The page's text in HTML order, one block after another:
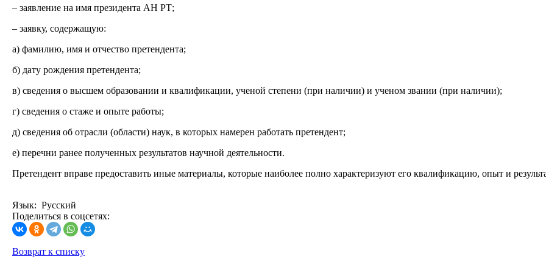
– заявление на имя президента АН РТ;
– заявку, содержащую:
а) фамилию, имя и отчество претендента;
б) дату рождения претендента;
в) сведения о высшем образовании и квалификации, ученой степени (при наличии) и ученом звании (при наличии);
г) сведения о стаже и опыте работы;
д) сведения об отрасли (области) наук, в которых намерен работать претендент;
е) перечни ранее полученных результатов научной деятельности.
Претендент вправе предоставить иные материалы, которые наиболее полно характеризуют его квалификацию, опыт и
Язык: Русский
Поделиться в соцсетях:
Возврат к списку